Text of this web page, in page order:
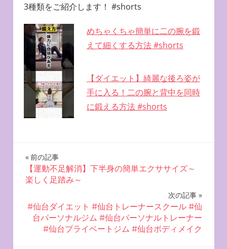
3種類をご紹介します！ #shorts
めちゃくちゃ簡単に二の腕を鍛
えて細くする方法 #shorts
【ダイエット】綺麗な後ろ姿が
手に入る！二の腕と背中を同時
に鍛える方法 #shorts
投
稿
ナ
ビ
前の記事
【運動不足解消】下半身の簡単エクササイズ～
楽しく足踏み～
次の記事
#仙台ダイエット #仙台トレーナースクール #仙
台パーソナルジム #仙台パーソナルトレーナー
#仙台プライベートジム #仙台ボディメイク